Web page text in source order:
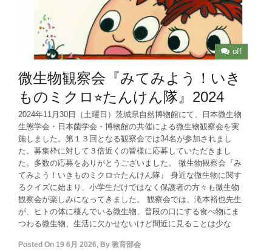
off
微生物観察会『みてみよう！いき
ものミクロ⭐︎たんけん隊』2024
2024年11月30日（土曜日）茨城県自然博物館にて、日本微生物
生態学会・日本菌学会・博物館の共催による微生物観察会を実
施しました。第１３回となる観察会では34名が参加されまし
た。募集枠に対して３倍近くの皆様に応募していただきまし
た。多数の応募をありがとうございました。 微生物観察会『み
てみよう！いきものミクロ☆たんけん隊』 身近な微生物に関す
るクイズに始まり、小学生だけではなく保護者の方々も微生物
観察会が楽しみになってきました。 観察会では、滝本裕也先生
が、ヒトの体に棲んでいる微生物、普段の口にする食べ物にま
つわる微生物、生活に欠かせないけど間近に見ることは少な
Posted On 19 6月 2026, By 教育部会